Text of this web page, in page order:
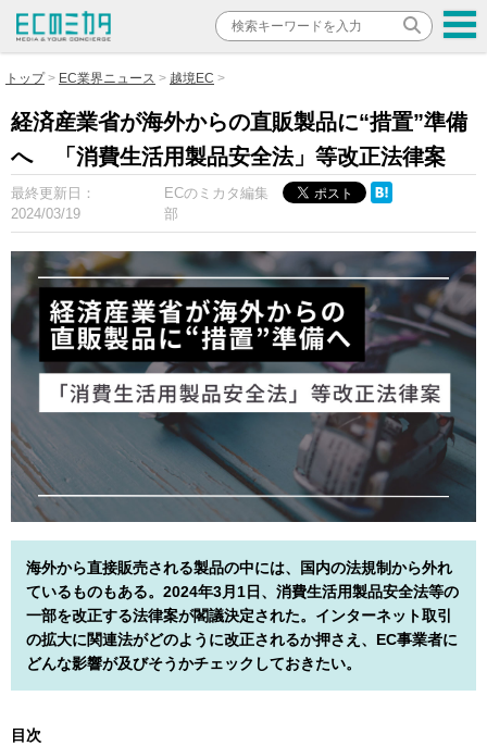
トップ EC業界ニュース 越境EC
経済産業省が海外からの直販製品に“措置”準備
へ 「消費生活用製品安全法」等改正法律案
最終更新日：
2024/03/19
ECのミカタ編集
部
海外から直接販売される製品の中には、国内の法規制から外れ
ているものもある。2024年3月1日、消費生活用製品安全法等の
一部を改正する法律案が閣議決定された。インターネット取引
の拡大に関連法がどのように改正されるか押さえ、EC事業者に
どんな影響が及びそうかチェックしておきたい。
目次